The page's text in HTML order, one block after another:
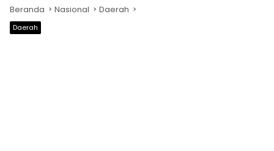
Beranda Nasional Daerah
Daerah